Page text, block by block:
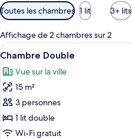
Filtres
disponibles
pour
les
chambres
Toutes les chambres 1 lit 3+ lits
Affichage de 2 chambres sur 2
Afficher
toutes
les
photos
pour
ce
type
8
Chambre Double
Vue sur la ville
15 m²
3 personnes
1 lit double
Wi-Fi gratuit